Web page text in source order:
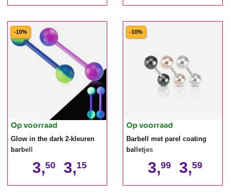
-10%
Op voorraad
Glow in the dark 2-kleuren
barbell
3,50 3,15
-10%
Op voorraad
Barbell met parel coating
balletjes
3,99 3,59